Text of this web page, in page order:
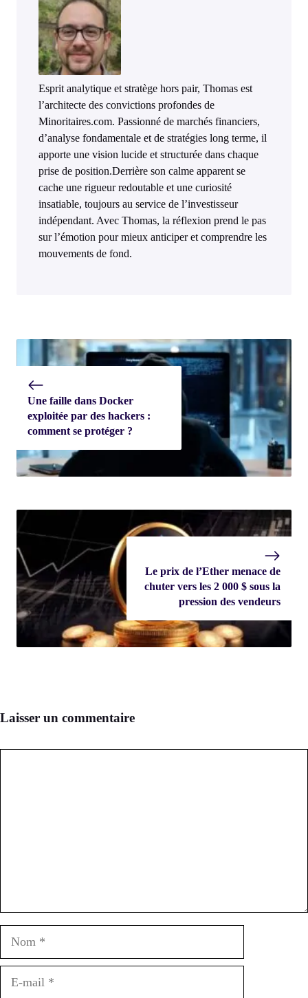
Esprit analytique et stratège hors pair, Thomas est
l’architecte des convictions profondes de
Minoritaires.com. Passionné de marchés financiers,
d’analyse fondamentale et de stratégies long terme, il
apporte une vision lucide et structurée dans chaque
prise de position.Derrière son calme apparent se
cache une rigueur redoutable et une curiosité
insatiable, toujours au service de l’investisseur
indépendant. Avec Thomas, la réflexion prend le pas
sur l’émotion pour mieux anticiper et comprendre les
mouvements de fond.
Une faille dans Docker
exploitée par des hackers :
comment se protéger ?
Le prix de l’Ether menace de
chuter vers les 2 000 $ sous la
pression des vendeurs
Laisser un commentaire